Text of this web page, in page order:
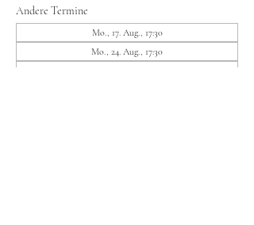
Andere Termine
Mo., 17. Aug., 17:30
Mo., 24. Aug., 17:30